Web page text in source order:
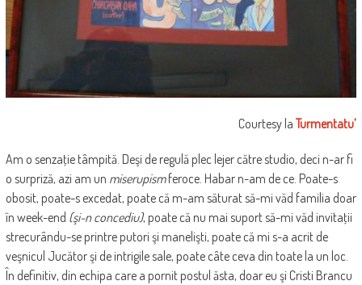
Courtesy laTurmentatu’
Am o senzaţie tâmpită. Deşi de regulă plec lejer către studio, deci n-ar fi
o surpriză, azi am un miserupismferoce. Habar n-am de ce. Poate-s
obosit, poate-s excedat, poate că m-am săturat să-mi văd familia doar
în week-end (şi-n concediu), poate că nu mai suport să-mi văd invitaţii
strecurându-se printre putori şi manelişti, poate că mi s-a acrit de
veşnicul Jucător şi de intrigile sale, poate câte ceva din toate la un loc.
În definitiv, din echipa care a pornit postul ăsta, doar eu şi Cristi Brancu